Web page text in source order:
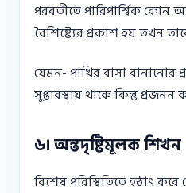
পরবর্তীতে পারিপার্শ্বিক কোন
বৈশিষ্ট্যের প্রকাশ হয় তখন
যেমন- পাখির বাসা বানানাের
সুপ্তাবস্থায় থাকে কিন্তু প্রজনন
৬। অন্তদৃষ্টিমূলক শিখন
বিশেষ পরিস্থিতিতে হঠাৎ